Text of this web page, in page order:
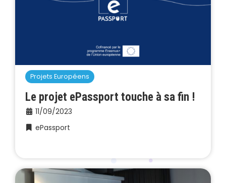
Projets Européens
Le projet ePassport touche à sa fin !
11/09/2023
ePassport